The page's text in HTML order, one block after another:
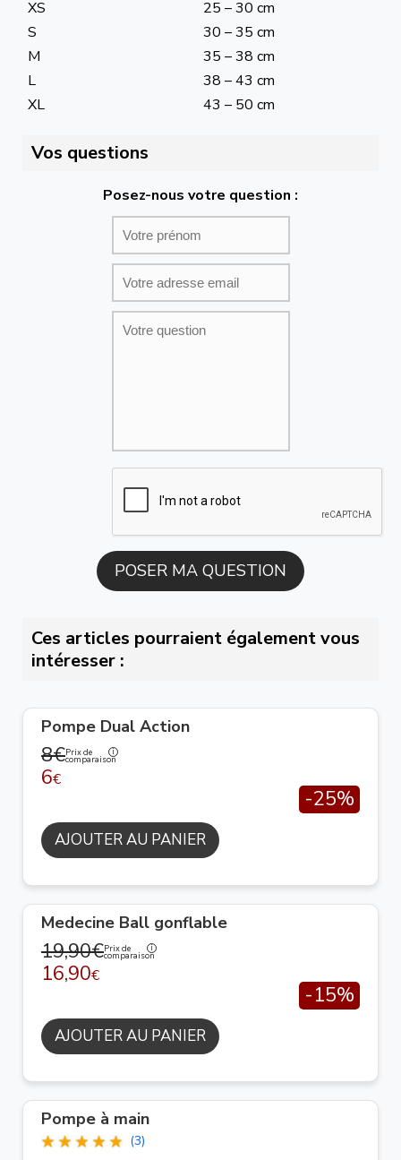
XS
25 – 30 cm
S
30 – 35 cm
M
35 – 38 cm
L
38 – 43 cm
XL
43 – 50 cm
Vos questions
Posez-nous votre question :
Ces articles pourraient également vous
intéresser :
Pompe Dual Action
8€Prix de
comparaison
6€
-25%
AJOUTER AU PANIER
Medecine Ball gonflable
19,90€Prix de
comparaison
16,90€
-15%
AJOUTER AU PANIER
Pompe à main
(3)